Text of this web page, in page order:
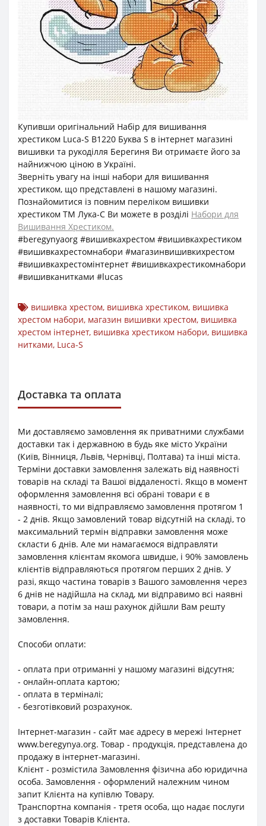
Купивши оригінальний Набір для вишивання
хрестиком Luca-S B1220 Буква S в інтернет магазині
вишивки та рукоділля Берегиня Ви отримаєте його за
найнижчою ціною в Україні.
Зверніть увагу на інші набори для вишивання
хрестиком, що представлені в нашому магазині.
Познайомитися із повним переліком вишивки
хрестиком ТМ Лука-С Ви можете в розділі Набори для
Вишивання Хрестиком.
#beregynyaorg #вишивкахрестом #вишивкахрестиком
#вишивкахрестомнабори #магазинвишивкихрестом
#вишивкахрестомінтернет #вишивкахрестикомнабори
#вишивканитками #lucas
вишивка хрестом, вишивка хрестиком, вишивка
хрестом набори, магазин вишивки хрестом, вишивка
хрестом інтернет, вишивка хрестиком набори, вишивка
нитками, Luca-S
Доставка та оплата
Ми доставляємо замовлення як приватними службами
доставки так і державною в будь яке місто України
(Київ, Вінниця, Львів, Чернівці, Полтава) та інші міста.
Терміни доставки замовлення залежать від наявності
товарів на складі та Вашої віддаленості. Якщо в момент
оформлення замовлення всі обрані товари є в
наявності, то ми відправляємо замовлення протягом 1
- 2 днів. Якщо замовлений товар відсутній на складі, то
максимальний термін відправки замовлення може
скласти 6 днів. Але ми намагаємося відправляти
замовлення клієнтам якомога швидше, і 90% замовлень
клієнтів відправляються протягом перших 2 днів. У
разі, якщо частина товарів з Вашого замовлення через
6 днів не надійшла на склад, ми відправимо всі наявні
товари, а потім за наш рахунок дійшли Вам решту
замовлення.
Способи оплати:
- оплата при отриманні у нашому магазині відсутня;
- онлайн-оплата картою;
- оплата в терміналі;
- безготівковий розрахунок.
Інтернет-магазин - сайт має адресу в мережі Інтернет
www.beregynya.org. Товар - продукція, представлена до
продажу в інтернет-магазині.
Клієнт - розмістила Замовлення фізична або юридична
особа. Замовлення - оформлений належним чином
запит Клієнта на купівлю Товару.
Транспортна компанія - третя особа, що надає послуги
з доставки Товарів Клієнта.